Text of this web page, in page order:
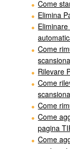
Come
Elimina
Come
Rilevare
Come
Come
Come
pagina
Come